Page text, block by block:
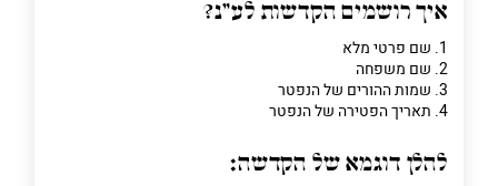
פרט
על
מה
איך רושמים הקדשות לע"נ?
1. שם פרטי מלא
2. שם משפחה
3. שמות ההורים של הנפטר
4. תאריך הפטירה של הנפטר
להלן דוגמא של הקדשה: